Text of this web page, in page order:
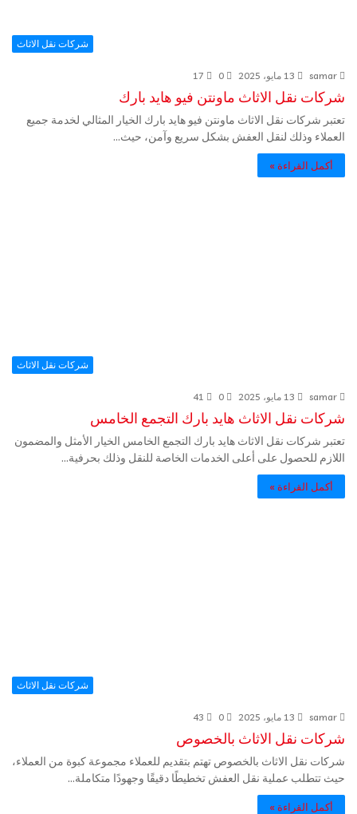
شركات نقل الاثاث
samar 13 مايو، 2025 0
17
شركات نقل الاثاث ماونتن فيو هايد بارك
تعتبر شركات نقل الاثاث ماونتن فيو هايد بارك الخيار المثالي لخدمة جميع
العملاء وذلك لنقل العفش بشكل سريع وآمن، حيث…
أكمل القراءة »
شركات نقل الاثاث
samar 13 مايو، 2025 0
41
شركات نقل الاثاث هايد بارك التجمع الخامس
تعتبر شركات نقل الاثاث هايد بارك التجمع الخامس الخيار الأمثل والمضمون
اللازم للحصول على أعلى الخدمات الخاصة للنقل وذلك بحرفية…
أكمل القراءة »
شركات نقل الاثاث
samar 13 مايو، 2025 0
43
شركات نقل الاثاث بالخصوص
شركات نقل الاثاث بالخصوص تهتم بتقديم للعملاء مجموعة كبوة من العملاء،
حيث تتطلب عملية نقل العفش تخطيطًا دقيقًا وجهودًا متكاملة…
أكمل القراءة »